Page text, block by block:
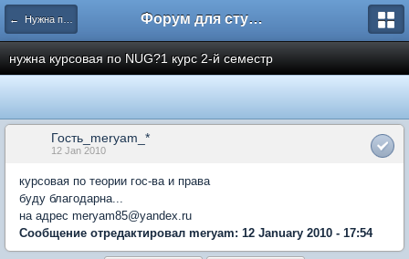
← Нужна помощь Форум для студента СГА
нужна курсовая по NUG?1 курс 2-й семестр
Гость_meryam_*
12 Jan 2010
курсовая по теории гос-ва и права
буду благодарна...
на адрес meryam85@yandex.ru
Сообщение отредактировал meryam: 12 January 2010 - 17:54